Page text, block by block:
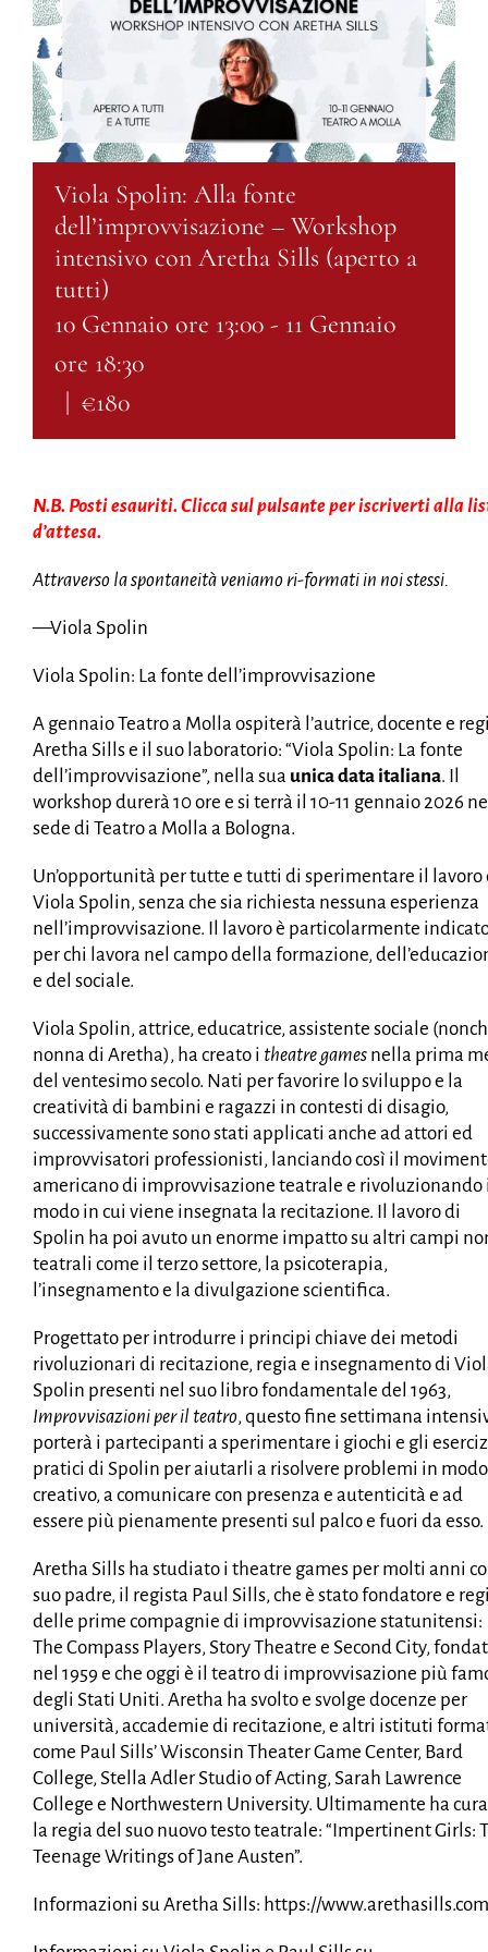
Viola Spolin: Alla fonte
dell’improvvisazione – Workshop
intensivo con Aretha Sills (aperto a
tutti)
10 Gennaio ore 13:00 - 11 Gennaio
ore 18:30
| €180
N.B. Posti esauriti. Clicca sul pulsante per iscriverti alla
d’attesa.
Attraverso la spontaneità veniamo ri-formati in noi stessi.
—Viola Spolin
Viola Spolin: La fonte dell’improvvisazione
A gennaio Teatro a Molla ospiterà l’autrice, docente e
Aretha Sills e il suo laboratorio: “Viola Spolin: La fonte
dell’improvvisazione”, nella sua unica data italiana. Il
workshop durerà 10 ore e si terrà il 10-11 gennaio 2026
sede di Teatro a Molla a Bologna.
Un’opportunità per tutte e tutti di sperimentare il lavoro
Viola Spolin, senza che sia richiesta nessuna esperienza
nell’improvvisazione. Il lavoro è particolarmente
per chi lavora nel campo della formazione,
e del sociale.
Viola Spolin, attrice, educatrice, assistente sociale
nonna di Aretha), ha creato i theatre games nella prima
del ventesimo secolo. Nati per favorire lo sviluppo e la
creatività di bambini e ragazzi in contesti di disagio,
successivamente sono stati applicati anche ad attori ed
improvvisatori professionisti, lanciando così il
americano di improvvisazione teatrale e rivoluzionando
modo in cui viene insegnata la recitazione. Il lavoro di
Spolin ha poi avuto un enorme impatto su altri campi
teatrali come il terzo settore, la psicoterapia,
l’insegnamento e la divulgazione scientifica.
Progettato per introdurre i principi chiave dei metodi
rivoluzionari di recitazione, regia e insegnamento di
Spolin presenti nel suo libro fondamentale del 1963,
Improvvisazioni per il teatro, questo fine settimana
porterà i partecipanti a sperimentare i giochi e gli
pratici di Spolin per aiutarli a risolvere problemi in modo
creativo, a comunicare con presenza e autenticità e ad
essere più pienamente presenti sul palco e fuori da esso.
Aretha Sills ha studiato i theatre games per molti anni
suo padre, il regista Paul Sills, che è stato fondatore e
delle prime compagnie di improvvisazione statunitensi:
The Compass Players, Story Theatre e Second City,
nel 1959 e che oggi è il teatro di improvvisazione più
degli Stati Uniti. Aretha ha svolto e svolge docenze per
università, accademie di recitazione, e altri istituti
come Paul Sills’ Wisconsin Theater Game Center, Bard
College, Stella Adler Studio of Acting, Sarah Lawrence
College e Northwestern University. Ultimamente ha
la regia del suo nuovo testo teatrale: “Impertinent Girls:
Teenage Writings of Jane Austen”.
Informazioni su Aretha Sills: https://www.arethasills.com